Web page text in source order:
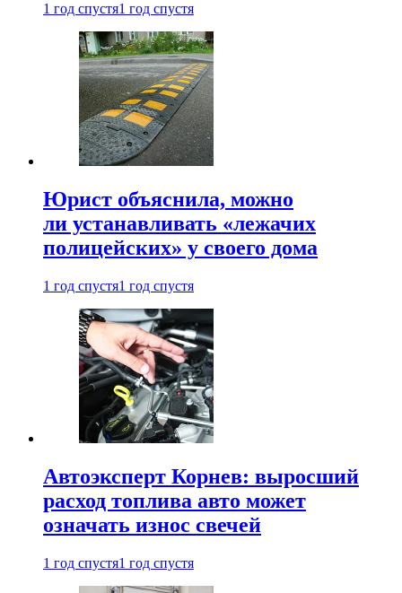
1 год спустя1 год спустя
Юрист объяснила, можно
ли устанавливать «лежачих
полицейских» у своего дома
1 год спустя1 год спустя
Автоэксперт Корнев: выросший
расход топлива авто может
означать износ свечей
1 год спустя1 год спустя